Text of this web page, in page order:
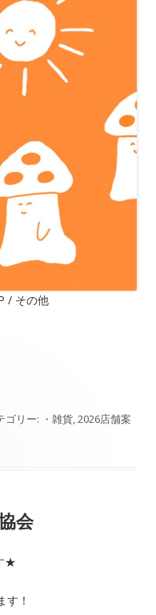
/ その他
ゴリー: ・雑貨,2026店舗案
会
★
す！